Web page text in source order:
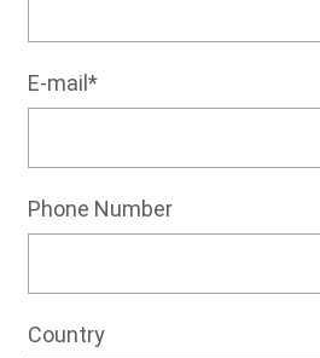
E-mail*
Phone Number
Country